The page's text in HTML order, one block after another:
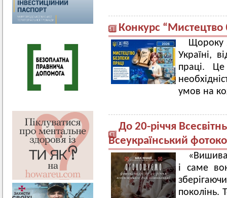
Конкурс “Мистецтво
Щороку
Україні,
праці.
умов на
До 20-річчя
Всеукраїнський
і саме
поколінь.